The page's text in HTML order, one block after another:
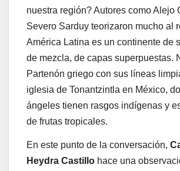
nuestra región? Autores como Alejo
Severo Sarduy teorizaron mucho al
América Latina es un continente de
de mezcla, de capas superpuestas.
Partenón griego con sus líneas
iglesia de Tonantzintla en México,
ángeles tienen rasgos indígenas y
de frutas tropicales.
En este punto de la conversación,
Heydra Castillo hace una